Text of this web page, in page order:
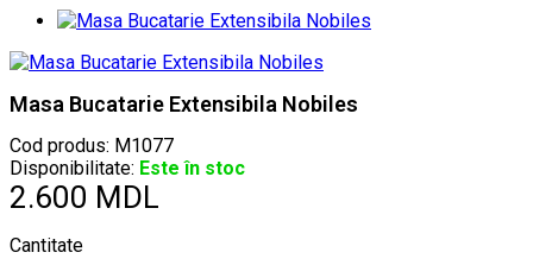
Masa Bucatarie Extensibila Nobiles
Cod produs: M1077
Disponibilitate: Este în stoc
2.600 MDL
Cantitate